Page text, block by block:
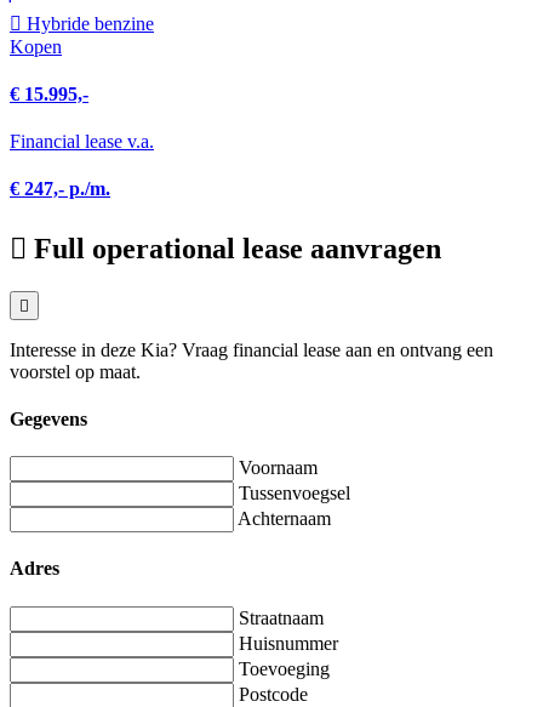
Hybride benzine
Kopen
€ 15.995,-
Financial lease v.a.
€ 247,- p./m.
Full operational lease aanvragen
Interesse in deze Kia? Vraag financial lease aan en ontvang een
voorstel op maat.
Gegevens
Voornaam
Tussenvoegsel
Achternaam
Adres
Straatnaam
Huisnummer
Toevoeging
Postcode